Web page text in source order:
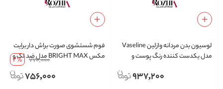
لوسیون بدن مردانه وازلین Vaseline
مدل یکدست کننده رنگ پوست و
937,200
فوم شستشوی صورت براش دار برایت
مکس BRIGHT MAX مدل ضد لک و
روشن کننده سی برایت C-Bright
770,000
2%
756,000